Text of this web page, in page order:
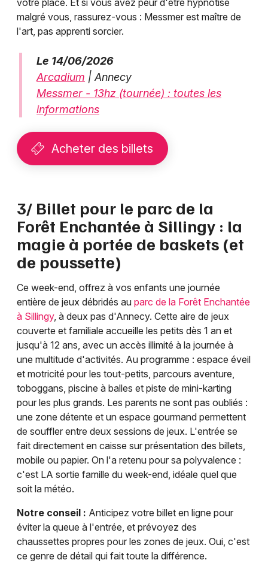
votre place. Et si vous avez peur d'être hypnotisé
malgré vous, rassurez-vous : Messmer est maître de
l'art, pas apprenti sorcier.
Le 14/06/2026
Arcadium | Annecy
Messmer - 13hz (tournée) : toutes les
informations
Acheter des billets
3/ Billet pour le parc de la
Forêt Enchantée à Sillingy : la
magie à portée de baskets (et
de poussette)
Ce week-end, offrez à vos enfants une journée
entière de jeux débridés au parc de la Forêt Enchantée
à Sillingy, à deux pas d'Annecy. Cette aire de jeux
couverte et familiale accueille les petits dès 1 an et
jusqu'à 12 ans, avec un accès illimité à la journée à
une multitude d'activités. Au programme : espace éveil
et motricité pour les tout-petits, parcours aventure,
toboggans, piscine à balles et piste de mini-karting
pour les plus grands. Les parents ne sont pas oubliés :
une zone détente et un espace gourmand permettent
de souffler entre deux sessions de jeux. L'entrée se
fait directement en caisse sur présentation des billets,
mobile ou papier. On l'a retenu pour sa polyvalence :
c'est LA sortie famille du week-end, idéale quel que
soit la météo.
Notre conseil : Anticipez votre billet en ligne pour
éviter la queue à l'entrée, et prévoyez des
chaussettes propres pour les zones de jeux. Oui, c'est
ce genre de détail qui fait toute la différence.